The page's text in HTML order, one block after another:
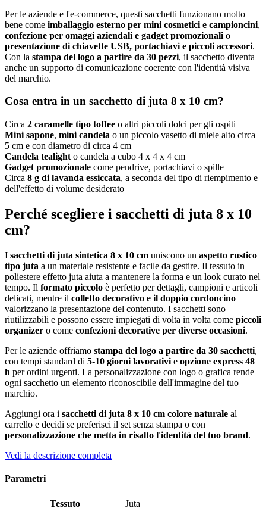
Per le aziende e l'e-commerce, questi sacchetti funzionano molto
bene come imballaggio esterno per mini cosmetici e campioncini,
confezione per omaggi aziendali e gadget promozionali o
presentazione di chiavette USB, portachiavi e piccoli accessori.
Con la stampa del logo a partire da 30 pezzi, il sacchetto diventa
anche un supporto di comunicazione coerente con l'identità visiva
del marchio.
Cosa entra in un sacchetto di juta 8 x 10 cm?
Circa 2 caramelle tipo toffee o altri piccoli dolci per gli ospiti
Mini sapone, mini candela o un piccolo vasetto di miele alto circa
5 cm e con diametro di circa 4 cm
Candela tealight o candela a cubo 4 x 4 x 4 cm
Gadget promozionale come pendrive, portachiavi o spille
Circa 8 g di lavanda essiccata, a seconda del tipo di riempimento e
dell'effetto di volume desiderato
Perché scegliere i sacchetti di juta 8 x 10
cm?
I sacchetti di juta sintetica 8 x 10 cm uniscono un aspetto rustico
tipo juta a un materiale resistente e facile da gestire. Il tessuto in
poliestere effetto juta aiuta a mantenere la forma e un look curato nel
tempo. Il formato piccolo è perfetto per dettagli, campioni e articoli
delicati, mentre il colletto decorativo e il doppio cordoncino
valorizzano la presentazione del contenuto. I sacchetti sono
riutilizzabili e possono essere impiegati di volta in volta come piccoli
organizer o come confezioni decorative per diverse occasioni.
Per le aziende offriamo stampa del logo a partire da 30 sacchetti,
con tempi standard di 5-10 giorni lavorativi e opzione express 48
h per ordini urgenti. La personalizzazione con logo o grafica rende
ogni sacchetto un elemento riconoscibile dell'immagine del tuo
marchio.
Aggiungi ora i sacchetti di juta 8 x 10 cm colore naturale al
carrello e decidi se preferisci il set senza stampa o con
personalizzazione che metta in risalto l'identità del tuo brand.
Vedi la descrizione completa
Parametri
Tessuto
Juta